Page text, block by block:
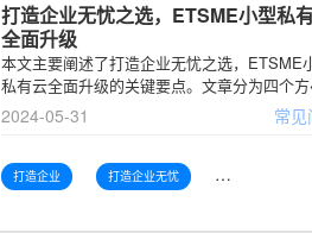
打造企业无忧之选，ETSME小型私
全面升级
本文主要阐述了打造企业无忧之选，ETSME
私有云全面升级的关键要点。文章分为四个
2024-05-31 常
打造企业 打造企业无忧 打造企业无忧之选